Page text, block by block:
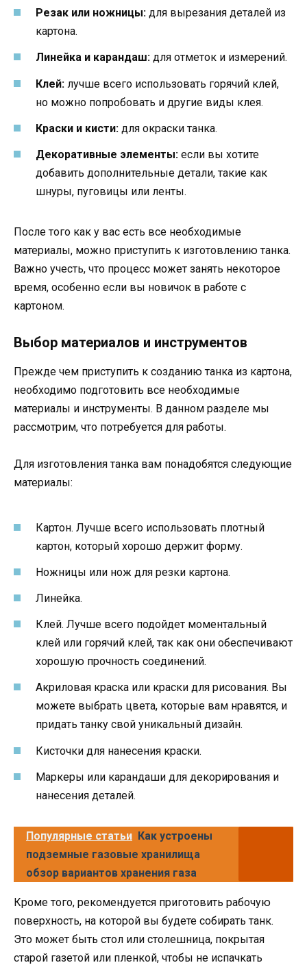
Резак или ножницы: для вырезания деталей из
картона.
Линейка и карандаш: для отметок и измерений.
Клей: лучше всего использовать горячий клей,
но можно попробовать и другие виды клея.
Краски и кисти: для окраски танка.
Декоративные элементы: если вы хотите
добавить дополнительные детали, такие как
шнуры, пуговицы или ленты.
После того как у вас есть все необходимые
материалы, можно приступить к изготовлению танка.
Важно учесть, что процесс может занять некоторое
время, особенно если вы новичок в работе с
картоном.
Выбор материалов и инструментов
Прежде чем приступить к созданию танка из картона,
необходимо подготовить все необходимые
материалы и инструменты. В данном разделе мы
рассмотрим, что потребуется для работы.
Для изготовления танка вам понадобятся следующие
материалы:
Картон. Лучше всего использовать плотный
картон, который хорошо держит форму.
Ножницы или нож для резки картона.
Линейка.
Клей. Лучше всего подойдет моментальный
клей или горячий клей, так как они обеспечивают
хорошую прочность соединений.
Акриловая краска или краски для рисования. Вы
можете выбрать цвета, которые вам нравятся, и
придать танку свой уникальный дизайн.
Кисточки для нанесения краски.
Маркеры или карандаши для декорирования и
нанесения деталей.
Популярные статьи Как устроены
подземные газовые хранилища
обзор вариантов хранения газа
Кроме того, рекомендуется приготовить рабочую
поверхность, на которой вы будете собирать танк.
Это может быть стол или столешница, покрытая
старой газетой или пленкой, чтобы не испачкать